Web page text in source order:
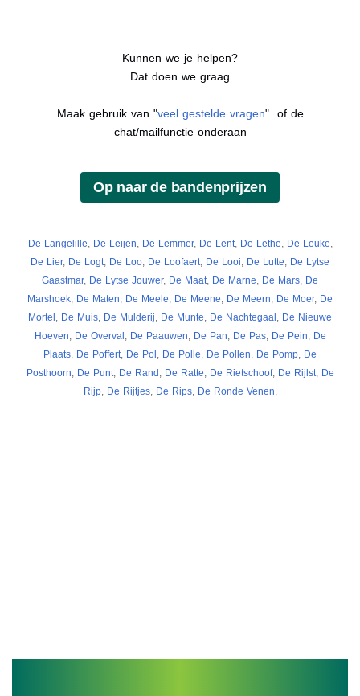
Kunnen we je helpen?
Dat doen we graag
Maak gebruik van "veel gestelde vragen" of de
chat/mailfunctie onderaan
De Langelille De Leijen De Lemmer, De Lent, De Lethe De Leuke
De Lier, De Logt De Loo De Loofaert De Looi De Lutte
De Lytse
Gaastmar, De Lytse Jouwer, De Maat De Marne De Mars De
Marshoek De Maten De Meele De Meene De Meern De Moer, De
Mortel
De Muis De Mulderij De Munte De Nachtegaal
De Nieuwe
Hoeven
De Overval De Paauwen De Pan De Pas, De Pein
De
Plaats De Poffert De Pol De Polle De Pollen De Pomp De
Posthoorn
De Punt, De Rand De Ratte De Rietschoof, De Rijlst, De
Rijp, De Rijtjes, De Rips, De Ronde Venen